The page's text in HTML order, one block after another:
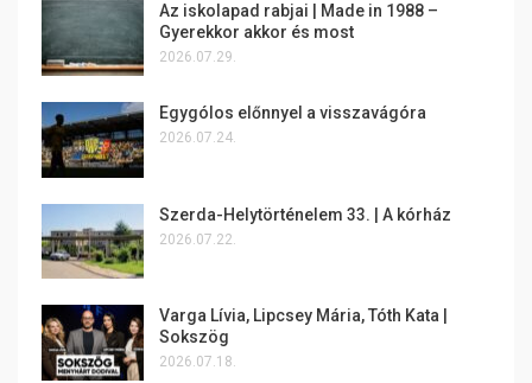
Az iskolapad rabjai | Made in 1988 –
Gyerekkor akkor és most
2026.07.29.
Egygólos előnnyel a visszavágóra
2026.07.24.
Szerda-Helytörténelem 33. | A kórház
2026.07.22.
Varga Lívia, Lipcsey Mária, Tóth Kata |
Sokszög
2026.07.18.